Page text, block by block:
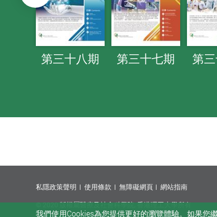
第三十八期 第三十七期 第
私隱政策聲明 使用條款 無障礙網頁
網站指南
© 2020 版權屬醫療及社會科學院, 香港理工大學所有
我們使用Cookies為您提供更好的瀏覽體驗。如果您